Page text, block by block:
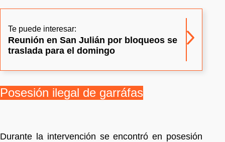
Te puede interesar:
Reunión en San Julián por bloqueos se
traslada para el domingo
Posesión ilegal de garráfas
Durante la intervención se encontró en posesión